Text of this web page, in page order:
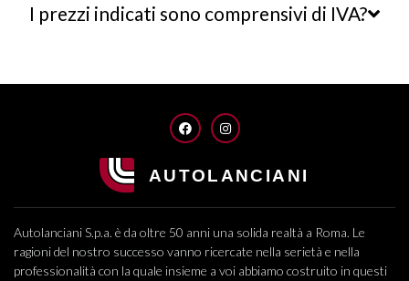
I prezzi indicati sono comprensivi di IVA?
FACEBOOKINSTAGRAM
Autolanciani S.p.a. è da oltre 50 anni una solida realtà a Roma. Le
ragioni del nostro successo vanno ricercate nella serietà e nella
professionalità con la quale insieme a voi abbiamo costruito in questi